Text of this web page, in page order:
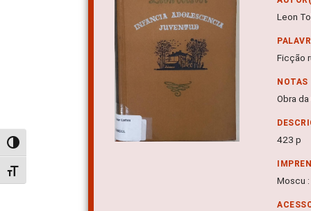
Alternar alto contraste
Alternar tamanho da fonte
Leon
Ficção
NOTAS
Obra
423 p
Moscu :